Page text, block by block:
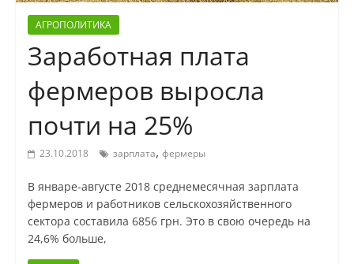
АГРОПОЛИТИКА
Заработная плата
фермеров выросла
почти на 25%
23.10.2018 зарплата, фермеры
В январе-августе 2018 среднемесячная зарплата
фермеров и работников сельскохозяйственного
сектора составила 6856 грн. Это в свою очередь на
24,6% больше,